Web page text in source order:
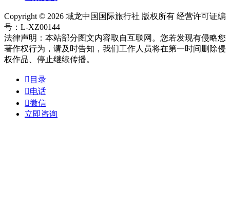
Copyright © 2026 域龙中国国际旅行社 版权所有 经营许可证编
号：L-XZ00144
法律声明：本站部分图文内容取自互联网。您若发现有侵略您
著作权行为，请及时告知，我们工作人员将在第一时间删除侵
权作品、停止继续传播。
 目录
电话
微信
立即咨询